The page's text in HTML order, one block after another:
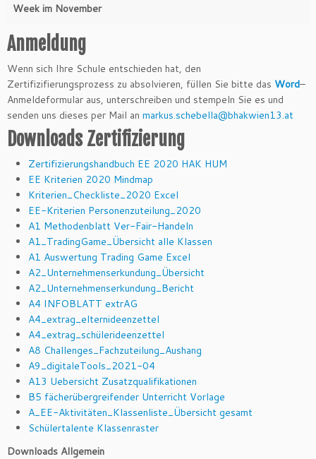
Week im November
Anmeldung
Wenn sich Ihre Schule entschieden hat, den
Zertifizifierungsprozess zu absolvieren, füllen Sie bitte das Word–
Anmeldeformular aus, unterschreiben und stempeln Sie es und
senden uns dieses per Mail an markus.schebella@bhakwien13.at
Downloads Zertifizierung
Zertifizierungshandbuch EE 2020 HAK HUM
EE Kriterien 2020 Mindmap
Kriterien_Checkliste_2020 Excel
EE-Kriterien Personenzuteilung_2020
A1 Methodenblatt Ver-Fair-Handeln
A1_TradingGame_Übersicht alle Klassen
A1 Auswertung Trading Game Excel
A2_Unternehmenserkundung_Übersicht
A2_Unternehmenserkundung_Bericht
A4 INFOBLATT extrAG
A4_extrag_elternideenzettel
A4_extrag_schülerideenzettel
A8 Challenges_Fachzuteilung_Aushang
A9_digitaleTools_2021-04
A13 Uebersicht Zusatzqualifikationen
B5 fächerübergreifender Unterricht Vorlage
A_EE-Aktivitäten_Klassenliste_Übersicht gesamt
Schülertalente Klassenraster
Downloads Allgemein